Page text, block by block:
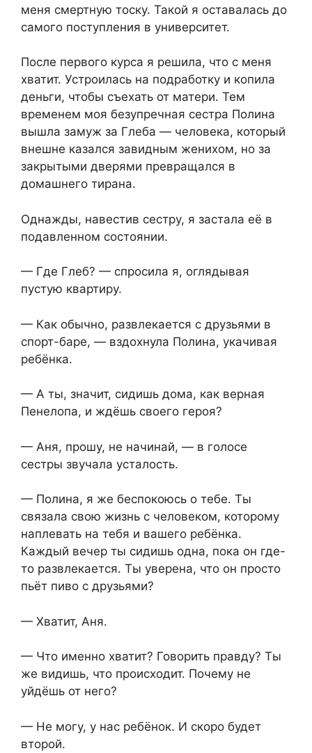
меня смертную тоску. Такой я оставалась до
самого поступления в университет.
После первого курса я решила, что с меня
хватит. Устроилась на подработку и копила
деньги, чтобы съехать от матери. Тем
временем моя безупречная сестра Полина
вышла замуж за Глеба — человека, который
внешне казался завидным женихом, но за
закрытыми дверями превращался в
домашнего тирана.
Однажды, навестив сестру, я застала её в
подавленном состоянии.
— Где Глеб? — спросила я, оглядывая
пустую квартиру.
— Как обычно, развлекается с друзьями в
спорт-баре, — вздохнула Полина, укачивая
ребёнка.
— А ты, значит, сидишь дома, как верная
Пенелопа, и ждёшь своего героя?
— Аня, прошу, не начинай, — в голосе
сестры звучала усталость.
— Полина, я же беспокоюсь о тебе. Ты
связала свою жизнь с человеком, которому
наплевать на тебя и вашего ребёнка.
Каждый вечер ты сидишь одна, пока он где-
то развлекается. Ты уверена, что он просто
пьёт пиво с друзьями?
— Хватит, Аня.
— Что именно хватит? Говорить правду? Ты
же видишь, что происходит. Почему не
уйдёшь от него?
— Не могу, у нас ребёнок. И скоро будет
второй.